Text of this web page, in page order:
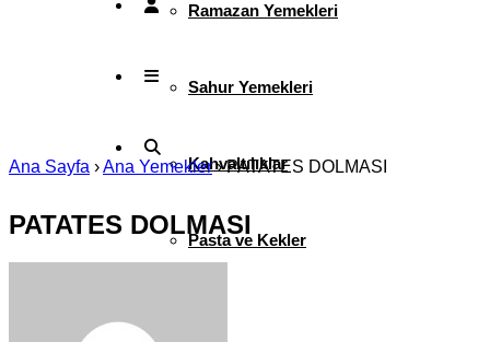
Ramazan Yemekleri
Sahur Yemekleri
Kahvaltılıklar
Pasta ve Kekler
Ana Sayfa ›Ana Yemekler›PATATES DOLMASI
PATATES DOLMASI